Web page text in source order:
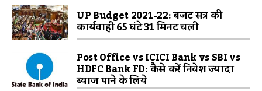
UP Budget 2021-22: बजट सत्र की
कार्यवाही 65 घंटे 31 मिनट चली
Post Office vs ICICI Bank vs SBI vs
HDFC Bank FD: कैसे करें निवेश ज्यादा
ब्याज पाने के लिये